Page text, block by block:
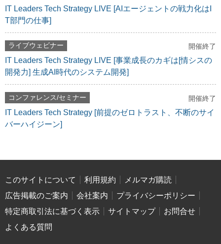
IT Leaders Tech Strategy LIVE [AIエージェントの戦力化はI
T部門の仕事]
ライブウェビナー 開催終了
IT Leaders Tech Strategy LIVE [事業成長のカギは[情シスの
開発力] 生成AI時代のシステム開発]
コンファレンス/セミナー 開催終了
IT Leaders Tech Strategy [前提のゼロトラスト、不断のサイ
バーハイジーン]
このサイトについて 利用規約
メルマガ購読
広告掲載のご案内
会社案内
プライバシーポリシー
特定商取引法に基づく表示
サイトマップ
お問合せ
よくある質問